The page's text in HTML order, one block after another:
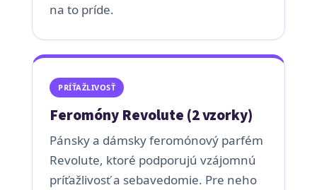
na to príde.
PRÍŤAŽLIVOSŤ
Feromóny Revolute (2 vzorky)
Pánsky a dámsky feromónový parfém
Revolute, ktoré podporujú vzájomnú
príťažlivosť a sebavedomie. Pre neho